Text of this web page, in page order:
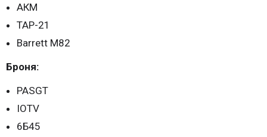
АКМ
ТАР-21
Barrett M82
Броня:
PASGT
IOTV
6Б45